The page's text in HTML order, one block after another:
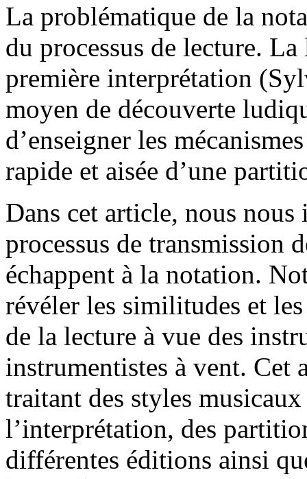
La problématique de la
du processus de lecture.
première interprétation
moyen de découverte
d’enseigner les
rapide et aisée d’une
Dans cet article, nous
processus de transmission
échappent à la notation.
révéler les similitudes et
de la lecture à vue des
instrumentistes à vent. Cet
traitant des styles
l’interprétation, des
différentes éditions ainsi